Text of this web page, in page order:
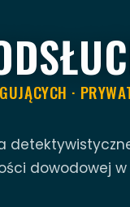
·
dowodowej w